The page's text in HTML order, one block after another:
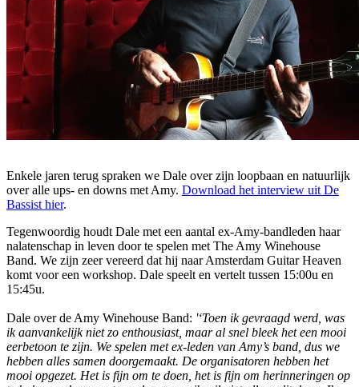
Enkele jaren terug spraken we Dale over zijn loopbaan en natuurlijk
over alle ups- en downs met Amy. Download het interview uit De
Bassist hier.
Tegenwoordig houdt Dale met een aantal ex-Amy-bandleden haar
nalatenschap in leven door te spelen met The Amy Winehouse
Band. We zijn zeer vereerd dat hij naar Amsterdam Guitar Heaven
komt voor een workshop. Dale speelt en vertelt tussen 15:00u en
15:45u.
Dale over de Amy Winehouse Band: '‘Toen ik gevraagd werd, was
ik aanvankelijk niet zo enthousiast, maar al snel bleek het een mooi
eerbetoon te zijn. We spelen met ex-leden van Amy’s band, dus we
hebben alles samen doorgemaakt. De organisatoren hebben het
mooi opgezet. Het is fijn om te doen, het is fijn om herinneringen op